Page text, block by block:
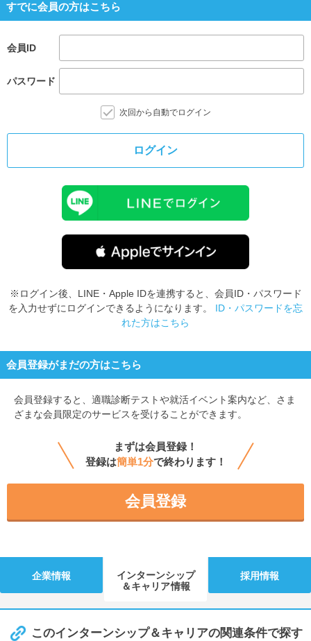
すでに会員の方はこちら
会員ID
パスワード
次回から自動でログイン
ログイン
※ログイン後、LINE・Apple IDを連携すると、会員ID・パスワード
を入力せずにログインできるようになります。 ID・パスワードを忘
れた方はこちら
会員登録がまだの方はこちら
会員登録すると、 適職診断テストや就活イベント案内など、さま
ざまな会員限定のサービスを受けることができます。
まずは会員登録！
登録は簡単1分で終わります！
会員登録
企業情報
インターンシップ
＆キャリア情報
採用情報
このインターンシップ＆キャリアの関連条件で探す